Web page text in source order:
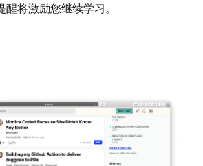
将激励您继续学习。